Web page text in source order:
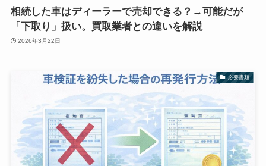
相続した車はディーラーで売却できる？→可能だが
「下取り」扱い。買取業者との違いを解説
2026年3月22日
必要書類